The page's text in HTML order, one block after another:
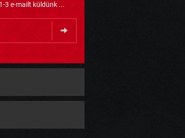
3 e-mailt küldünk ...